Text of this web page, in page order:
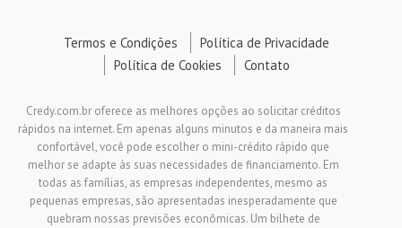
Termos e Condições
Política de Privacidade
Política de Cookies
Contato
Credy.com.br oferece as melhores opções ao solicitar créditos
rápidos na internet. Em apenas alguns minutos e da maneira mais
confortável, você pode escolher o mini-crédito rápido que
melhor se adapte às suas necessidades de financiamento. Em
todas as famílias, as empresas independentes, mesmo as
pequenas empresas, são apresentadas inesperadamente que
quebram nossas previsões econômicas. Um bilhete de